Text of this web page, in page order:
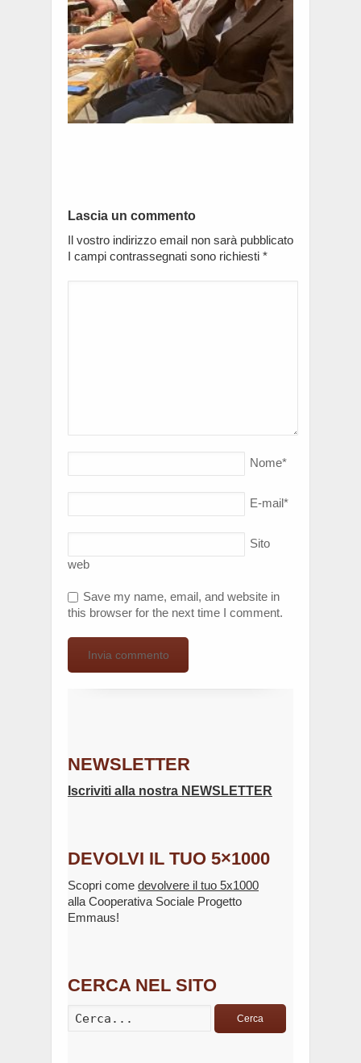
Lascia un commento
Il vostro indirizzo email non sarà pubblicato
I campi contrassegnati sono richiesti *
Nome*
E-mail*
Sito
web
Save my name, email, and website in
this browser for the next time I comment.
NEWSLETTER
Iscriviti alla nostra NEWSLETTER
DEVOLVI IL TUO 5×1000
Scopri come devolvere il tuo 5x1000
alla Cooperativa Sociale Progetto
Emmaus!
CERCA NEL SITO
Cerca